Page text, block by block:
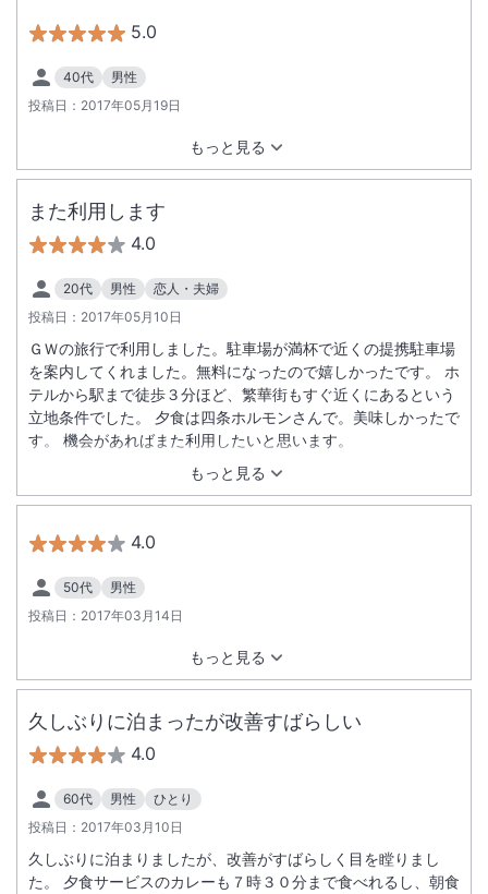
5.0
40代
男性
投稿日： 2017年05月19日
もっと見る
また利用します
4.0
20代 男性
恋人・夫婦
投稿日： 2017年05月10日
もっと見る
ＧＷの旅行で利用しました。駐車場が満杯で近くの提携駐車場
を案内してくれました。無料になったので嬉しかったです。 ホ
テルから駅まで徒歩３分ほど、繁華街もすぐ近くにあるという
立地条件でした。 夕食は四条ホルモンさんで。美味しかったで
す。 機会があればまた利用したいと思います。
4.0
50代
男性
投稿日： 2017年03月14日
もっと見る
久しぶりに泊まったが改善すばらしい
4.0
60代 男性
ひとり
投稿日： 2017年03月10日
久しぶりに泊まりましたが、改善がすばらしく目を瞠りまし
た。 夕食サービスのカレーも７時３０分まで食べれるし、朝食